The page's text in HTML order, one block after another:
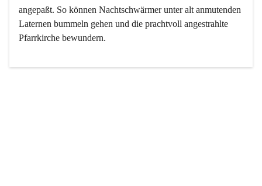
angepaßt. So können Nachtschwärmer unter alt anmutenden
Laternen bummeln gehen und die prachtvoll angestrahlte
Pfarrkirche bewundern.
Der Weinbau dominert heute nicht mehr, ist aber integrativer